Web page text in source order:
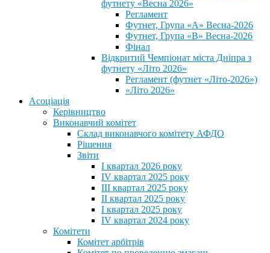
футнету «Весна 2026»
Регламент
Футнет, Група «А» Весна-2026
Футнет, Група «В» Весна-2026
Фінал
Відкритий Чемпіонат міста Дніпра з
футнету «Літо 2026»
Регламент (футнет «Літо-2026»)
«Літо 2026»
Асоціація
Керівництво
Виконавчий комітет
Склад виконавчого комітету АФДО
Рішення
Звіти
I квартал 2026 року
IV квартал 2025 року
III квартал 2025 року
II квартал 2025 року
I квартал 2025 року
IV квартал 2024 року
Комітети
Комітет арбітрів